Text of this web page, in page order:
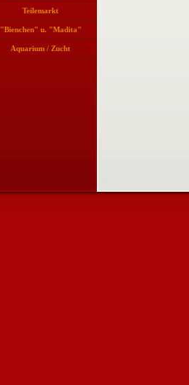
Teilemarkt
"Bienchen" u. "Madita"
Aquarium / Zucht